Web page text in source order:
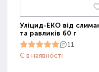
Уліцид-ЕКО від
та равликів 60 г
11
Є в наявності